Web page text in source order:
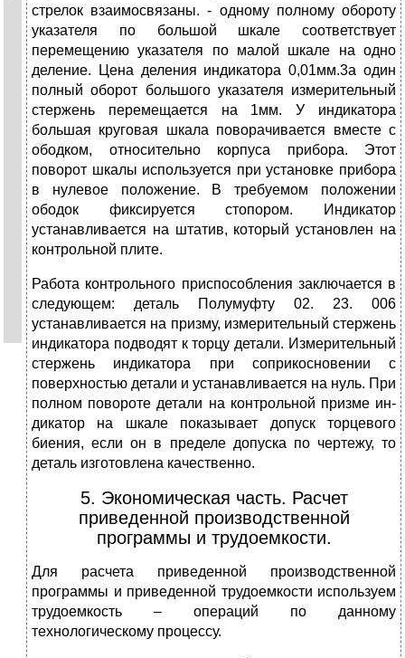
стрелок взаимосвязаны. - одному полному обороту
указа­теля по большой шкале соответствует
перемещению указателя по малой шкале на одно
деление. Цена деления индикатора 0,01мм.3а один
полный оборот большого указателя измерительный
стержень перемещается на 1мм. У индика­тора
большая круговая шкала поворачивается вместе с
ободком, относительно корпуса прибора. Этот
поворот шкалы используется при установке прибора
в нулевое положение. В требуемом положении
ободок фиксируется стопором. Индикатор
устанавливается на штатив, который установлен на
контрольной плите.
Работа контрольного приспособления заключается в
следующем: де­таль Полумуфту 02. 23. 006
устанавливается на призму, измерительный стержень
индикатора подводят к торцу детали. Измерительный
стержень индикатора при соприкосновении с
поверхностью детали и устанавливается на нуль. При
полном повороте детали на контрольной призме ин­
дикатор на шкале показывает допуск торцевого
биения, если он в пределе допуска по чертежу, то
деталь изготовлена качественно.
5. Экономическая часть. Расчет
приведенной производственной
программы и трудоемкости.
Для расчета приведенной производственной
программы и приведенной трудоемкости используем
трудоемкость – операций по данному
технологическому процессу.